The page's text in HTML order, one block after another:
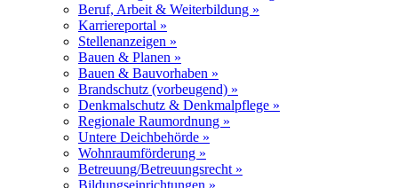
Beruf, Arbeit & Weiterbildung »
Karriereportal »
Stellenanzeigen »
Bauen & Planen »
Bauen & Bauvorhaben »
Brandschutz (vorbeugend) »
Denkmalschutz & Denkmalpflege »
Regionale Raumordnung »
Untere Deichbehörde »
Wohnraumförderung »
Betreuung/Betreuungsrecht »
Bildungseinrichtungen »